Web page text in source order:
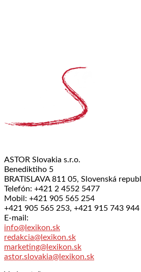
ASTOR Slovakia s.r.o.
Benediktiho 5
BRATISLAVA 811 05, Slovenská
Telefón: +421 2 4552 5477
Mobil: +421 905 565 254
+421 905 565 253, +421 915 743 944
E-mail:
info@lexikon.sk
redakcia@lexikon.sk
marketing@lexikon.sk
astor.slovakia@lexikon.sk